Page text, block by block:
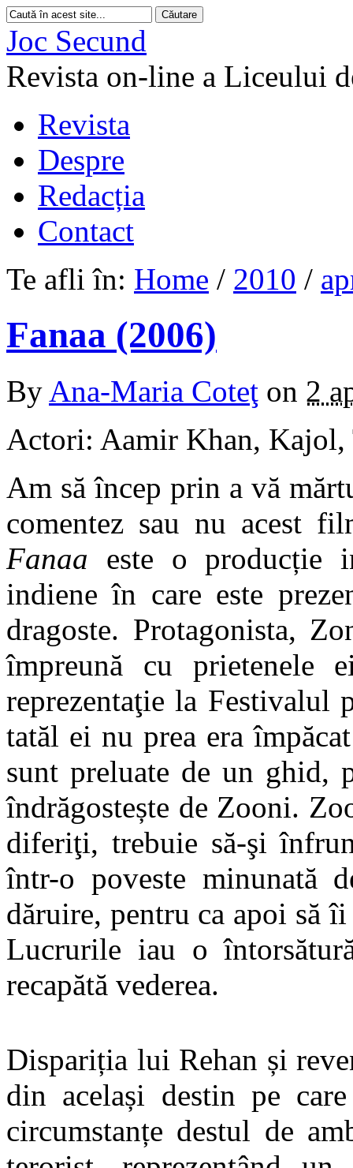
Joc Secund
Revista on-line a Liceului
Revista
Despre
Redacția
Contact
Te afli în: Home / 2010 /
Fanaa (2006)
By Ana-Maria Coteţ on 2
Actori: Aamir Khan, Kajol,
Am să încep prin a vă
comentez sau nu acest
Fanaa este o producție
indiene în care este
dragoste. Protagonista,
împreună cu
reprezentaţie la Festivalul
tatăl ei nu prea era
sunt preluate de un ghid,
îndrăgostește de Zooni.
diferiţi, trebuie să-şi
într-o poveste minunată
dăruire, pentru ca apoi să
Lucrurile iau o
recapătă vederea.
Dispariția lui Rehan și
din același destin pe
circumstanțe destul de